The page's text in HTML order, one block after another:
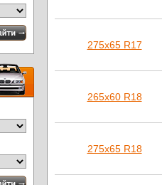
275х65 R17
265х60 R18
275х65 R18